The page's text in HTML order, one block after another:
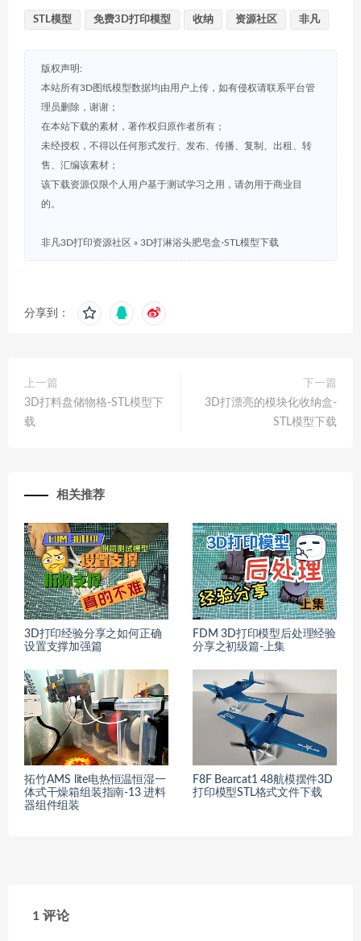
STL模型 免费3D打印模型 收纳 资源社区 非凡
版权声明:
本站所有3D图纸模型数据均由用户上传，如有侵权请联系平台管
理员删除，谢谢；
在本站下载的素材，著作权归原作者所有；
未经授权，不得以任何形式发行、发布、传播、复制、出租、转
售、汇编该素材；
该下载资源仅限个人用户基于测试学习之用，请勿用于商业目
的。
非凡3D打印资源社区 » 3D打淋浴头肥皂盒-STL模型下载
分享到：
上一篇
3D打料盘储物格-STL模型下
载
下一篇
3D打漂亮的模块化收纳盒-
STL模型下载
相关推荐
3D打印经验分享之如何正确
设置支撑加强篇
FDM 3D打印模型后处理经验
分享之初级篇-上集
拓竹AMS lite电热恒温恒湿一
体式干燥箱组装指南-13 进料
器组件组装
F8F Bearcat1 48航模摆件3D
打印模型STL格式文件下载
1 评论